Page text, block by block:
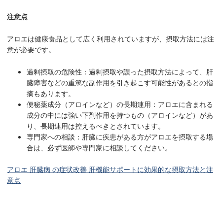
注意点
アロエは健康食品として広く利用されていますが、摂取方法には注
意が必要です。
過剰摂取の危険性：過剰摂取や誤った摂取方法によって、肝
臓障害などの重篤な副作用を引き起こす可能性があるとの指
摘もあります。
便秘薬成分（アロインなど）の長期連用：アロエに含まれる
成分の中には強い下剤作用を持つもの（アロインなど）があ
り、長期連用は控えるべきとされています。
専門家への相談：肝臓に疾患がある方がアロエを摂取する場
合は、必ず医師や専門家に相談してください。
アロエ 肝臓病 の症状改善 肝機能サポートに効果的な摂取方法と注
意点